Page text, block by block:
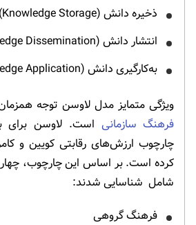
ذخیره دانش (Knowledge Storage)
انتشار دانش (Knowledge Dissemination)
به‌کارگیری دانش (Knowledge Application)
ویژگی متمایز مدل لاوسن توجه
فرهنگ سازمانی است. لاوسن برای
کرده است. بر اساس این چارچوب،
شامل شناسایی شدند:
فرهنگ گروهی